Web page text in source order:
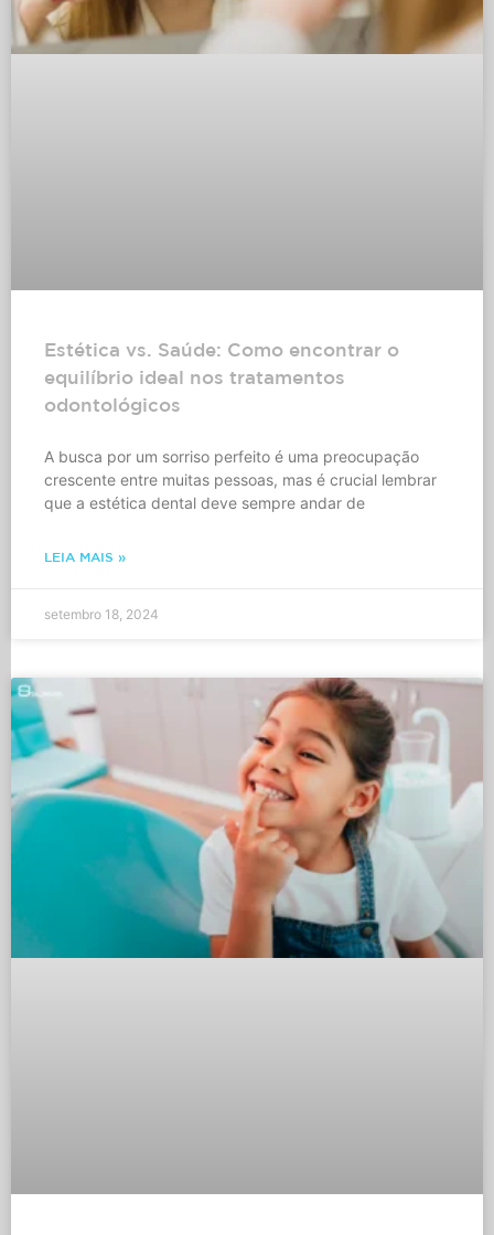
Estética vs. Saúde: Como encontrar o
equilíbrio ideal nos tratamentos
odontológicos
A busca por um sorriso perfeito é uma preocupação
crescente entre muitas pessoas, mas é crucial lembrar
que a estética dental deve sempre andar de
LEIA MAIS »
setembro 18, 2024